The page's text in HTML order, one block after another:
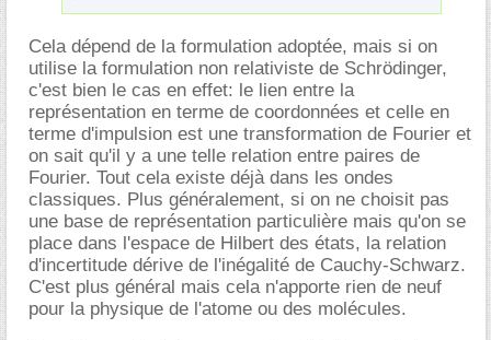
Cela dépend de la formulation adoptée, mais si on
utilise la formulation non relativiste de Schrödinger,
c'est bien le cas en effet: le lien entre la
représentation en terme de coordonnées et celle en
terme d'impulsion est une transformation de Fourier et
on sait qu'il y a une telle relation entre paires de
Fourier. Tout cela existe déjà dans les ondes
classiques. Plus généralement, si on ne choisit pas
une base de représentation particulière mais qu'on se
place dans l'espace de Hilbert des états, la relation
d'incertitude dérive de l'inégalité de Cauchy-Schwarz.
C'est plus général mais cela n'apporte rien de neuf
pour la physique de l'atome ou des molécules.